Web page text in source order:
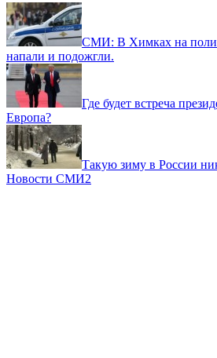
СМИ: В Химках на
напали и подожгли.
Где будет встреча
Европа?
Такую зиму в России
Новости СМИ2